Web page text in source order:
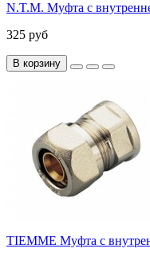
N.T.M. Муфта с
325 руб
В корзину
TIEMME Муфта с